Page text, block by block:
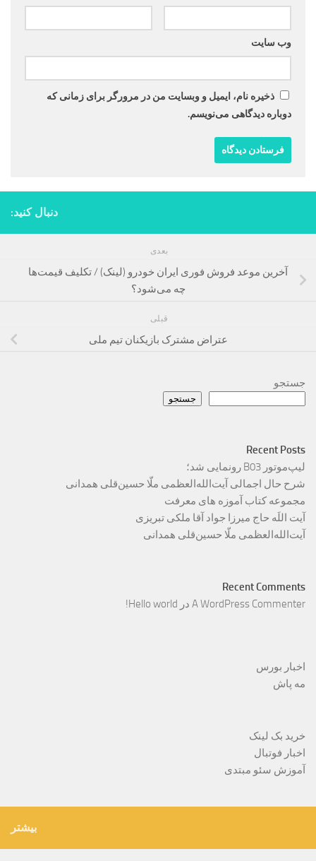
وب‌ سایت
ذخیره نام، ایمیل و وبسایت من در مرورگر برای زمانی که
دوباره دیدگاهی می‌نویسم.
دنبال کنید:
بعدی
آخرین موعد فروش فوری ایران خودرو (لینک) / تکلیف قیمت‌ها
چه می‌شود؟
قبلی
عتراض مشترک بازیکنان تیم ملی
جستجو
جستجو
Recent Posts
لیپ‌موتور B03 رونمایی شد؛
شرح حال اجمالی آیت‌الله‌العظمی ملّا حسین‌قلی همدانی
مجموعه کتاب آموزه های معرفت
آیت اللَه حاج میرزا جواد آقا ملکی تبریزی
آیت‌الله‌العظمی ملّا حسین‌قلی همدانی
Recent Comments
A WordPress Commenter در Hello world!
اخبار بورس
مه پاش
خرید بک لینک
اخبار فوتبال
آموزش سئو مبتدی
بیشتر